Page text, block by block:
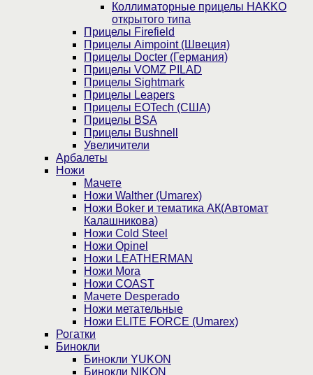
Коллиматорные прицелы HAKKO
открытого типа
Прицелы Firefield
Прицелы Aimpoint (Швеция)
Прицелы Docter (Германия)
Прицелы VOMZ PILAD
Прицелы Sightmark
Прицелы Leapers
Прицелы EOTech (США)
Прицелы BSA
Прицелы Bushnell
Увеличители
Арбалеты
Ножи
Мачете
Ножи Walther (Umarex)
Ножи Boker и тематика АК(Автомат
Калашникова)
Ножи Cold Steel
Ножи Opinel
Ножи LEATHERMAN
Ножи Mora
Ножи COAST
Мачете Desperado
Ножи метательные
Ножи ELITE FORCE (Umarex)
Рогатки
Бинокли
Бинокли YUKON
Бинокли NIKON